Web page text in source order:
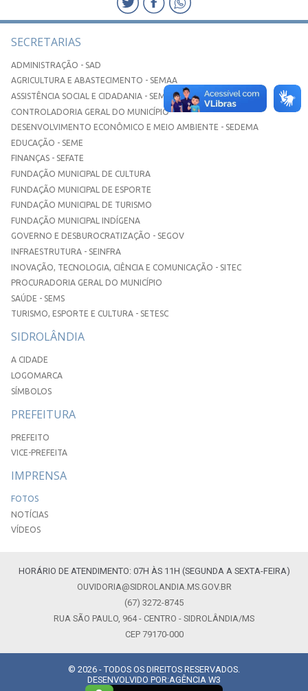
SECRETARIAS
ADMINISTRAÇÃO - SAD
AGRICULTURA E ABASTECIMENTO - SEMAA
ASSISTÊNCIA SOCIAL E CIDADANIA - SEMASC
CONTROLADORIA GERAL DO MUNICÍPIO
DESENVOLVIMENTO ECONÔMICO E MEIO AMBIENTE - SEDEMA
EDUCAÇÃO - SEME
FINANÇAS - SEFATE
FUNDAÇÃO MUNICIPAL DE CULTURA
FUNDAÇÃO MUNICIPAL DE ESPORTE
FUNDAÇÃO MUNICIPAL DE TURISMO
FUNDAÇÃO MUNICIPAL INDÍGENA
GOVERNO E DESBUROCRATIZAÇÃO - SEGOV
INFRAESTRUTURA - SEINFRA
INOVAÇÃO, TECNOLOGIA, CIÊNCIA E COMUNICAÇÃO - SITEC
PROCURADORIA GERAL DO MUNICÍPIO
SAÚDE - SEMS
TURISMO, ESPORTE E CULTURA - SETESC
SIDROLÂNDIA
A CIDADE
LOGOMARCA
SÍMBOLOS
PREFEITURA
PREFEITO
VICE-PREFEITA
IMPRENSA
FOTOS
NOTÍCIAS
VÍDEOS
HORÁRIO DE ATENDIMENTO: 07H ÀS 11H (SEGUNDA A SEXTA-FEIRA)
OUVIDORIA@SIDROLANDIA.MS.GOV.BR
(67) 3272-8745
RUA SÃO PAULO, 964 - CENTRO - SIDROLÂNDIA/MS
CEP 79170-000
© 2026 - TODOS OS DIREITOS RESERVADOS.
DESENVOLVIDO POR:AGÊNCIA W3